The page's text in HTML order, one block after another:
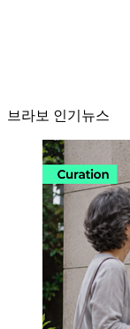
브라보 인기뉴스